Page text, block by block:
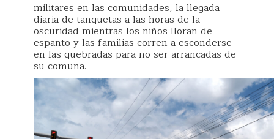
militares en las comunidades, la llegada
diaria de tanquetas a las horas de la
oscuridad mientras los niños lloran de
espanto y las familias corren a esconderse
en las quebradas para no ser arrancadas de
su comuna.